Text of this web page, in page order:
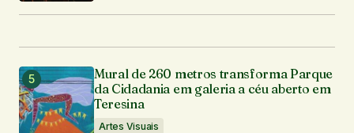
Mural de 260 metros transforma Parque
da Cidadania em galeria a céu aberto em
Teresina
Artes Visuais